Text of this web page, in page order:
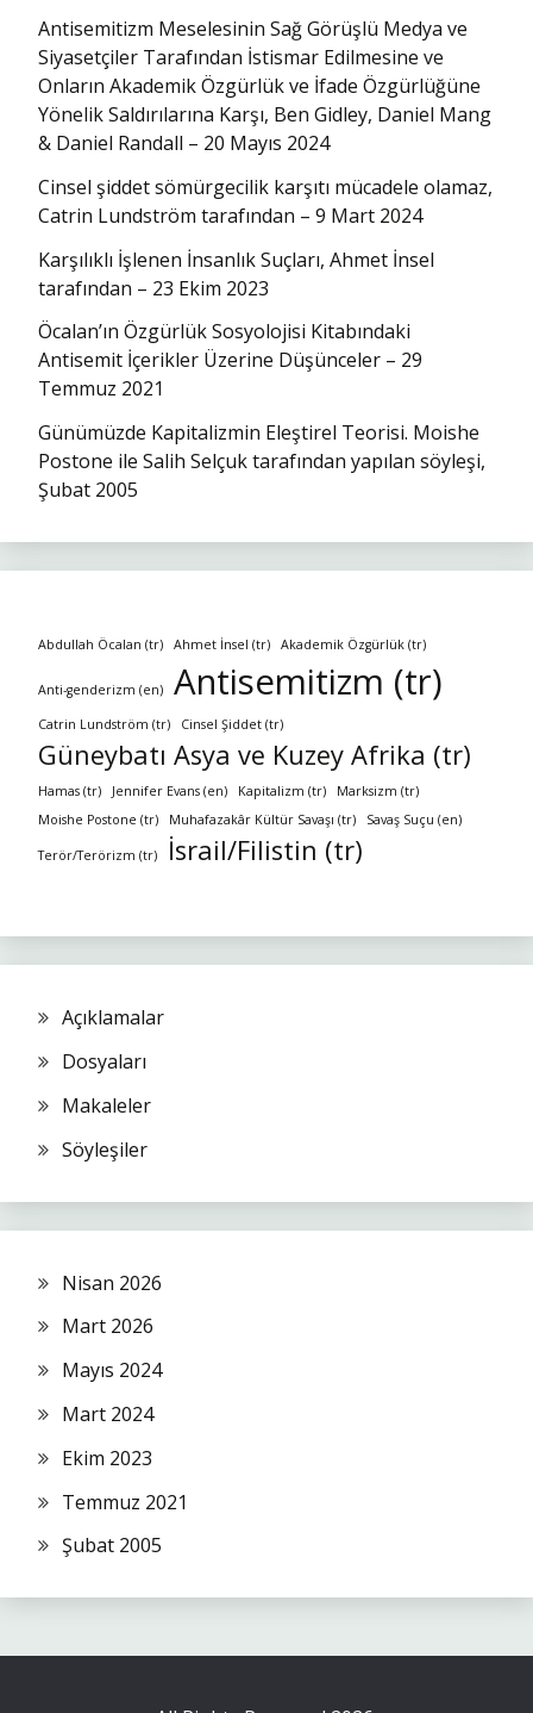
Antisemitizm Meselesinin Sağ Görüşlü Medya ve
Siyasetçiler Tarafından İstismar Edilmesine ve
Onların Akademik Özgürlük ve İfade Özgürlüğüne
Yönelik Saldırılarına Karşı, Ben Gidley, Daniel Mang
& Daniel Randall – 20 Mayıs 2024
Cinsel şiddet sömürgecilik karşıtı mücadele olamaz,
Catrin Lundström tarafından – 9 Mart 2024
Karşılıklı İşlenen İnsanlık Suçları, Ahmet İnsel
tarafından – 23 Ekim 2023
Öcalan’ın Özgürlük Sosyolojisi Kitabındaki
Antisemit İçerikler Üzerine Düşünceler – 29
Temmuz 2021
Günümüzde Kapitalizmin Eleştirel Teorisi. Moishe
Postone ile Salih Selçuk tarafından yapılan söyleşi,
Şubat 2005
Abdullah Öcalan (tr) Ahmet İnsel (tr) Akademik Özgürlük (tr)
Anti-genderizm (en) Antisemitizm (tr)
Catrin Lundström (tr) Cinsel Şiddet (tr)
Güneybatı Asya ve Kuzey Afrika (tr)
Hamas (tr) Jennifer Evans (en) Kapitalizm (tr)
Marksizm (tr)
Moishe Postone (tr)
Muhafazakâr Kültür Savaşı (tr) Savaş Suçu (en)
Terör/Terörizm (tr) İsrail/Filistin (tr)
Açıklamalar
Dosyaları
Makaleler
Söyleşiler
Nisan 2026
Mart 2026
Mayıs 2024
Mart 2024
Ekim 2023
Temmuz 2021
Şubat 2005